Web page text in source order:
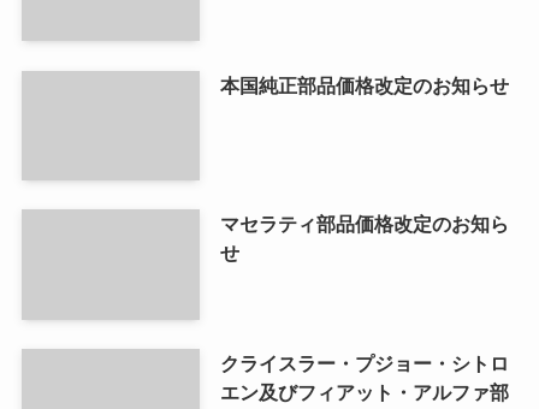
本国純正部品価格改定のお知らせ
マセラティ部品価格改定のお知ら
せ
クライスラー・プジョー・シトロ
エン及びフィアット・アルファ部